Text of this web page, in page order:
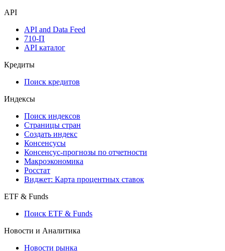
API
API and Data Feed
710-П
API каталог
Кредиты
Поиск кредитов
Индексы
Поиск индексов
Страницы стран
Создать индекс
Консенсусы
Консенсус-прогнозы по отчетности
Макроэкономика
Росстат
Виджет: Карта процентных ставок
ETF & Funds
Поиск ETF & Funds
Новости и Аналитика
Новости рынка